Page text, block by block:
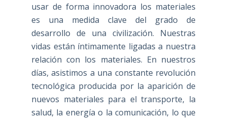
usar de forma innovadora los materiales
es una medida clave del grado de
desarrollo de una civilización. Nuestras
vidas están íntimamente ligadas a nuestra
relación con los materiales. En nuestros
días, asistimos a una constante revolución
tecnológica producida por la aparición de
nuevos materiales para el transporte, la
salud, la energía o la comunicación, lo que